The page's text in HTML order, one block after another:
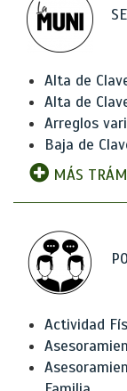
Alta de
Alta de
Arreglos
Baja de
MÁS
Actividad